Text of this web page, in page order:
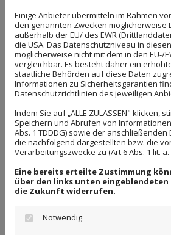
Telefax: 05130 378625
E-Mail:gero-kegel@t-online.de
Außenstelle und Lager
Langer Acker 37
30900 Wedemark (Gewerbegebiet
Schreiben Sie uns eine
Einige Anbieter übermitteln im Rahmen
den genannten Zwecken möglicherweise
außerhalb der EU/ des EWR
die USA. Das Datenschutzniveau in
möglicherweise nicht mit dem in den EU-/
vergleichbar. Es besteht daher ein
staatliche Behörden auf diese Daten
Informationen zu Sicherheitsgarantien
Datenschutzrichtlinien des jeweiligen
Indem Sie auf „ALLE ZULASSEN" klicken,
Speichern und Abrufen von
Abs. 1 TDDDG) sowie der
die nachfolgend dargestellten bzw. die
Verarbeitungszwecke zu (Art 6 Abs. 1 lit. a.
Eine bereits erteilte Zustimmung
über den links unten
die Zukunft widerrufen.
Notwendig